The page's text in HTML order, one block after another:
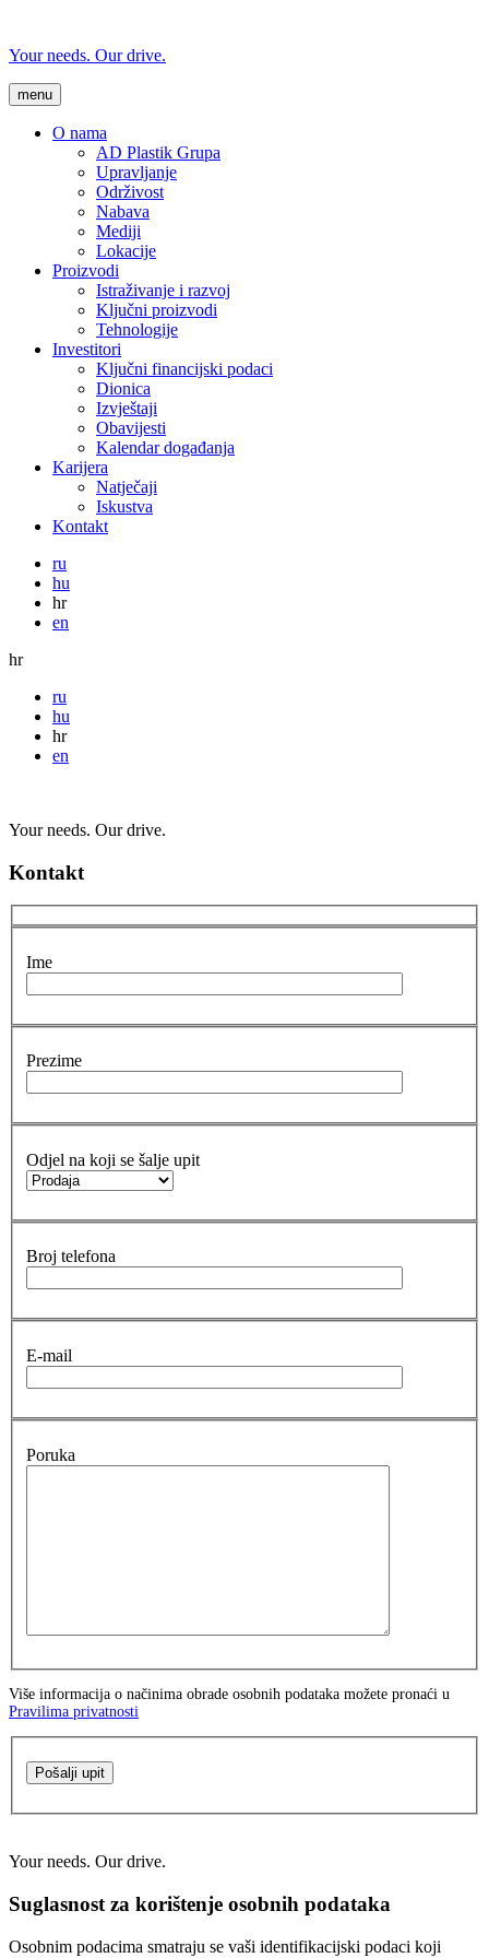
Your needs. Our drive.
menu
O nama
AD Plastik Grupa
Upravljanje
Održivost
Nabava
Mediji
Lokacije
Proizvodi
Istraživanje i razvoj
Ključni proizvodi
Tehnologije
Investitori
Ključni financijski podaci
Dionica
Izvještaji
Obavijesti
Kalendar događanja
Karijera
Natječaji
Iskustva
Kontakt
ru
hu
hr
en
hr
ru
hu
hr
en
Your needs. Our drive.
Kontakt
Ime
Prezime
Odjel na koji se šalje upit
Broj telefona
E-mail
Poruka
Više informacija o načinima obrade osobnih podataka možete pronaći u
Pravilima privatnosti
Pošalji upit
Your needs. Our drive.
Suglasnost za korištenje osobnih podataka
Osobnim podacima smatraju se vaši identifikacijski podaci koji